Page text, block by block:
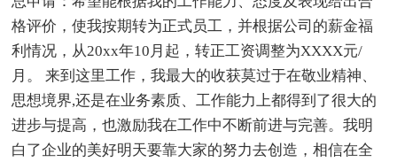
格评价，使我按期转为正式员工，并根据公司的薪金福
利情况，从20xx年10月起，转正工资调整为XXXX元/
月。 来到这里工作，我最大的收获莫过于在敬业精神、
思想境界,还是在业务素质、工作能力上都得到了很大的
进步与提高，也激励我在工作中不断前进与完善。我明
白了企业的美好明天要靠大家的努力去创造，相信在全